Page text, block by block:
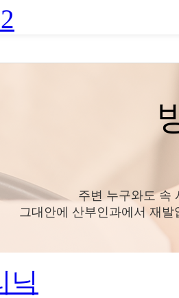
주변 누구와도 속
그대안에 산부인과에서 재
닉